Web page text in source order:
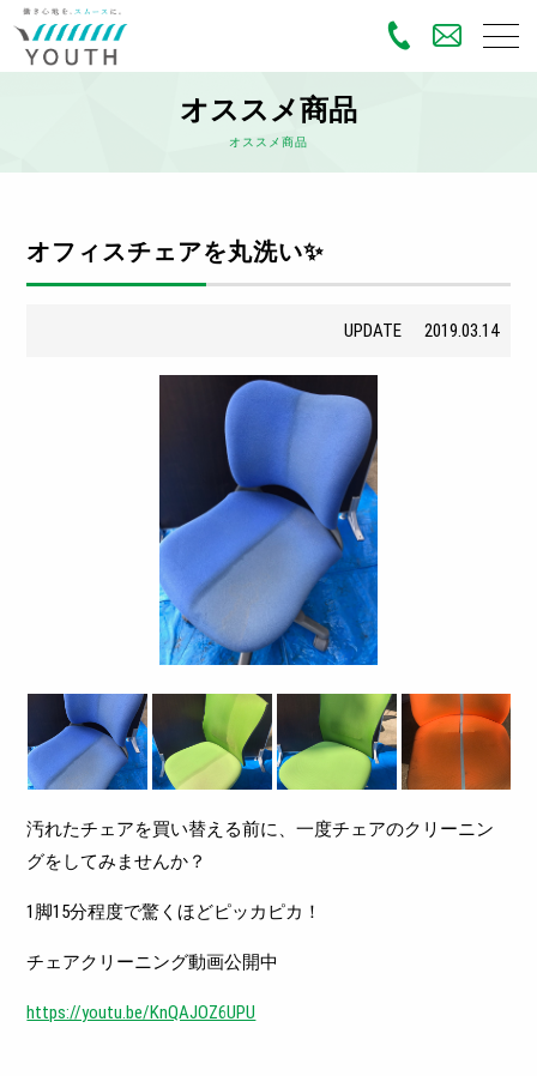
オススメ商品
オススメ商品
オフィスチェアを丸洗い✨
UPDATE 2019.03.14
汚れたチェアを買い替える前に、一度チェアのクリーニン
グをしてみませんか？
1脚15分程度で驚くほどピッカピカ！
チェアクリーニング動画公開中
https://youtu.be/KnQAJOZ6UPU